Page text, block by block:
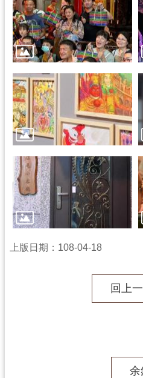
園
地
出
版
品
與
文
創
商
品
回
首
頁
網
站
導
上版日期：108-04-18
回上
余